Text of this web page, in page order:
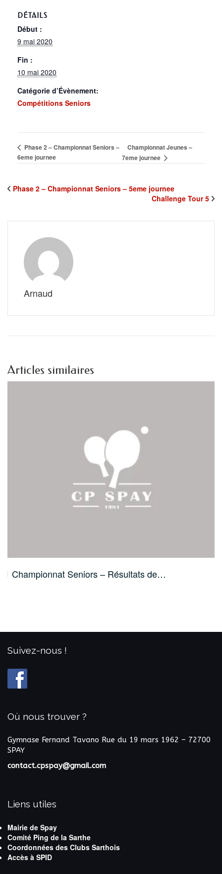
DÉTAILS
Début :
9 mai 2020
Fin :
10 mai 2020
Catégorie d’Évènement:
Compétitions Seniors
Phase 2 – Championnat Seniors –
6eme journee
Championnat Jeunes –
7eme journee
Phase 2 – Championnat Seniors – 5eme journee
Challenge Tour 5
Arnaud
Articles similaires
Championnat Seniors – Résultats de…
Suivez-nous !
Où nous trouver ?
Gymnase Fernand Tavano Rue du 19 mars 1962 – 72700
SPAY
contact.cpspay@gmail.com
Liens utiles
Mairie de Spay
Comité Ping de la Sarthe
Coordonnées des Clubs Sarthois
Accès à SPID